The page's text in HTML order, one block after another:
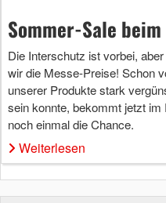
Sommer-Sale
Die Interschutz ist vorbei,
wir die Messe-Preise! Schon
unserer Produkte stark
sein konnte, bekommt jetzt
noch einmal die Chance.
Weiterlesen